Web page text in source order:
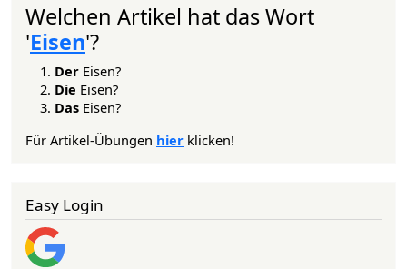
Welchen Artikel hat das Wort
'Eisen'?
Der Eisen?
Die Eisen?
Das Eisen?
Für Artikel-Übungen hier klicken!
Easy Login